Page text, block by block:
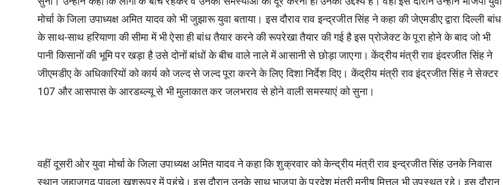
मोर्चा के जिला उपाध्यक्ष अमित यादव को भी जुझारू युवा बताया। इस दौराव राव इन्द्रजीत सिंह ने कहा की जेएमडीए द्वारा दिल्ली बांध
के साथ-साथ हरियाणा की सीमा में भी ऐसा ही बांध तैयार करने की रूपरेखा तैयार की गई है इस प्रोजेक्ट के पूरा होने के बाद जो भी
पानी किसानों की भूमि पर खड़ा है उसे दोनों बांधों के बीच वाले नाले में आसानी से छोड़ा जाएगा। केंद्रीय मंत्री राव इंदरजीत सिंह ने
जीएमडीए के अधिकारियों को कार्य को जल्द से जल्द पूरा करने के लिए दिशा निर्देश दिए। केंद्रीय मंत्री राव इंद्रजीत सिंह ने सेक्टर
107 और आसपास के आरडब्ल्यू से भी मुलाकात कर जलभराव से होने वाली समस्याएं को सुना।
वहीं दूसरी ओर युवा मोर्चा के जिला उपाध्यक्ष अमित यादव ने कहा कि शुक्रवार को केन्द्रीय मंत्री राव इन्द्रजीत सिंह उनके निवास
स्थान जहाजगढ़ पावला खुशरूपुर में पहुंचे। इस दौरान उनके साथ भाजपा के प्रदेश मंत्री मनीष मित्तल भी उपस्थत रहे। इस दौरान